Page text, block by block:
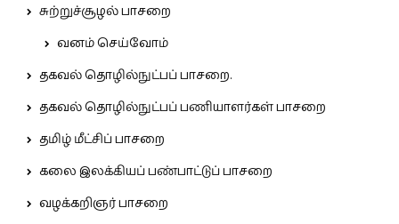
சுற்றுச்சூழல் பாசறை
வனம் செய்வோம்
தகவல் தொழில்நுட்பப் பாசறை.
தகவல் தொழில்நுட்பப் பணியாளர்கள் பாசறை
தமிழ் மீட்சிப் பாசறை
கலை இலக்கியப் பண்பாட்டுப் பாசறை
வழக்கறிஞர் பாசறை